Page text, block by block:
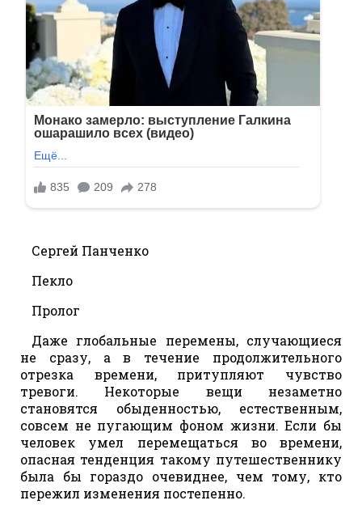
Сергей Панченко
Пекло
Пролог
Даже глобальные перемены, случающиеся
не сразу, а в течение продолжительного
отрезка времени, притупляют чувство
тревоги. Некоторые вещи незаметно
становятся обыденностью, естественным,
совсем не пугающим фоном жизни. Если бы
человек умел перемещаться во времени,
опасная тенденция такому путешественнику
была бы гораздо очевиднее, чем тому, кто
пережил изменения постепенно.